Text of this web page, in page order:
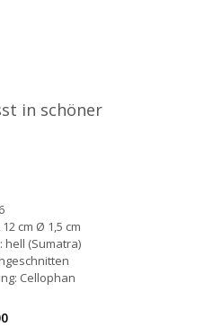
in schöner
cm Ø 1,5 cm
hell (Sumatra)
Cellophan